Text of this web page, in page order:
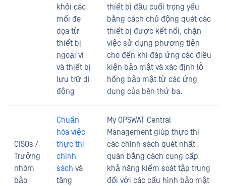
khỏi các
mối đe
dọa từ
thiết bị
ngoại vi
và thiết bị
lưu trữ di
động
thiết bị đầu cuối trọng yếu
bằng cách chủ động quét các
thiết bị được kết nối, chặn
việc sử dụng phương tiện
cho đến khi đáp ứng các điều
kiện bảo mật và xác định lỗ
hổng bảo mật từ các ứng
dụng của bên thứ ba.
CISOs /
Trưởng
nhóm
bảo
Chuẩn
hóa việc
thực thi
chính
sách và
tăng
My OPSWAT Central
Management giúp thực thi
các chính sách quét nhất
quán bằng cách cung cấp
khả năng kiểm soát tập trung
đối với các cấu hình bảo mật